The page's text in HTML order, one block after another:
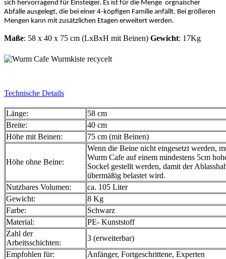
sich hervorragend für Einsteiger. Es ist für die Menge orgnaischer
Abfälle ausgelegt, die bei einer 4-köpfigen Familie anfällt. Bei größeren
Mengen kann mit zusätzlichen Etagen erweitert werden.
Maße: 58 x 40 x 75 cm (LxBxH mit Beinen) Gewicht: 17Kg
Technische Details
Länge:
58 cm
Breite:
40 cm
Höhe mit Beinen:
75 cm (mit Beinen)
Höhe ohne Beine:
Wenn die Beine nicht eingesetzt werden,
Wurm Cafe auf einem mindestens 5cm
Sockel gestellt werden, damit der
übermäßig belastet wird.
Nutzbares Volumen:
ca. 105 Liter
Gewicht:
8 Kg
Farbe:
Schwarz
Material:
PE- Kunststoff
Zahl der
Arbeitsschichten:
3 (erweiterbar)
Empfohlen für:
Anfänger, Fortgeschrittene, Experten